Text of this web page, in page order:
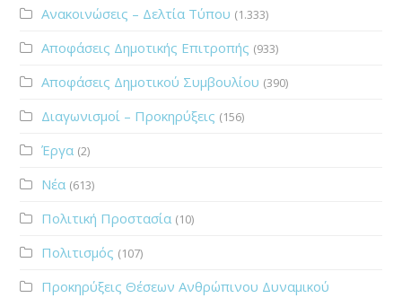
Ανακοινώσεις – Δελτία Τύπου (1.333)
Αποφάσεις Δημοτικής Επιτροπής (933)
Αποφάσεις Δημοτικού Συμβουλίου (390)
Διαγωνισμοί – Προκηρύξεις (156)
Έργα (2)
Νέα (613)
Πολιτική Προστασία (10)
Πολιτισμός (107)
Προκηρύξεις Θέσεων Ανθρώπινου Δυναμικού